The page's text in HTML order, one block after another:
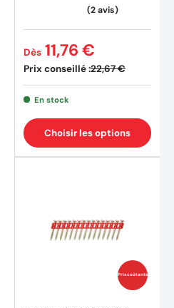
Prix conseillé :22,67 €
Dès 11,76 €
En stock
Choisir les options
Prix coûtants